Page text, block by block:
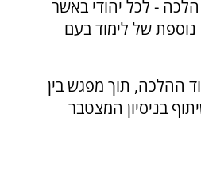
הלכה - לכל יהודי באשר
נוספת של לימוד בעם
ההלכה, תוך מפגש בין
בניסיון המצטבר